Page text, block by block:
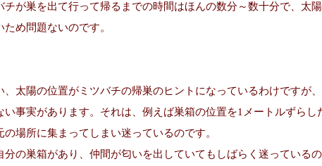
チが巣を出て行って帰るまでの時間はほんの数分～数十分で、太
め問題ないのです。
、太陽の位置がミツバチの帰巣のヒントになっているわけですが、
い事実があります。それは、例えば巣箱の位置を1メートルずらし
場所に集まってしまい迷っているのです。
分の巣箱があり、仲間が匂いを出していてもしばらく迷っているの